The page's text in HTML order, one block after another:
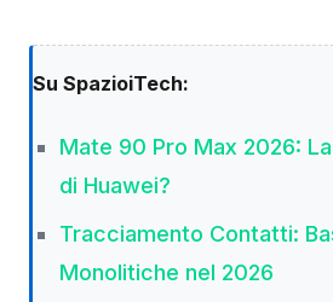
Su SpazioiTech:
Mate 90 Pro Max 2026:
di Huawei?
Tracciamento Contatti:
Monolitiche nel 2026